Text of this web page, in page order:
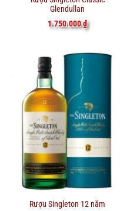
Glendullan
1.750.000₫
Rượu Singleton 12 năm